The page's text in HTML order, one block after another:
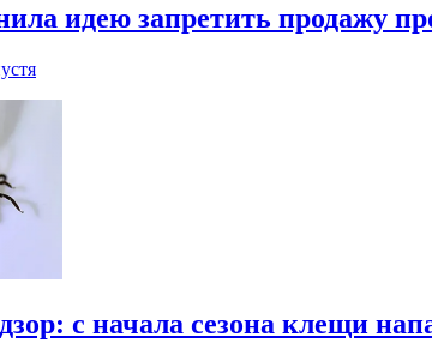
идею запретить продажу
с начала сезона клещи